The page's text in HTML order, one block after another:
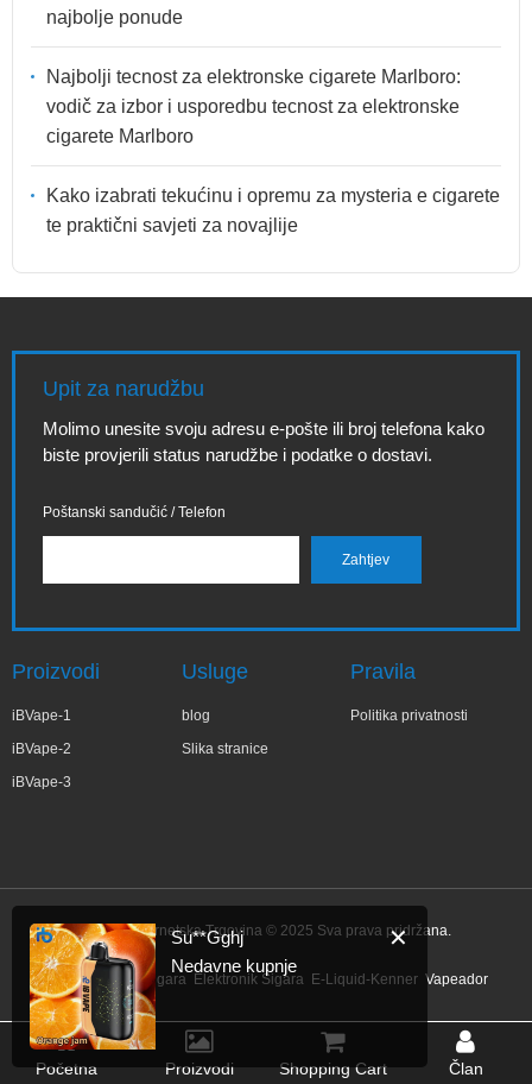
najbolje ponude
Najbolji tecnost za elektronske cigarete Marlboro:
vodič za izbor i usporedbu tecnost za elektronske
cigarete Marlboro
Kako izabrati tekućinu i opremu za mysteria e cigarete
te praktični savjeti za novajlije
Upit za narudžbu
Molimo unesite svoju adresu e-pošte ili broj telefona kako
biste provjerili status narudžbe i podatke o dostavi.
Poštanski sandučić / Telefon
Proizvodi
iBVape-1
iBVape-2
iBVape-3
Usluge
blog
Slika stranice
Pravila
Politika privatnosti
IBVape Internetska Trgovina © 2025 Sva prava pridržana.
Link: Elektronik Sigara Elektronik Sigara E-Liquid-Kenner Vapeador
Početna Proizvodi Shopping Cart Član
✕
Su**Gghj
Nedavne kupnje